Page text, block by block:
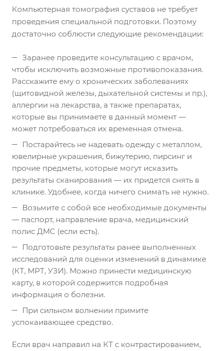
Компьютерная томография суставов не требует
проведения специальной подготовки. Поэтому
достаточно соблюсти следующие рекомендации:
Заранее проведите консультацию с врачом,
чтобы исключить возможные противопоказания.
Расскажите ему о хронических заболеваниях
(щитовидной железы, дыхательной системы и пр.),
аллергии на лекарства, а также препаратах,
которые вы принимаете в данный момент —
может потребоваться их временная отмена.
Постарайтесь не надевать одежду с металлом,
ювелирные украшения, бижутерию, пирсинг и
прочие предметы, которые могут исказить
результаты сканирования — их придется снять в
клинике. Удобнее, когда ничего снимать не нужно.
Возьмите с собой все необходимые документы
— паспорт, направление врача, медицинский
полис ДМС (если есть).
Подготовьте результаты ранее выполненных
исследований для оценки изменений в динамике
(КТ, МРТ, УЗИ). Можно принести медицинскую
карту, в которой содержится подробная
информация о болезни.
При сильном волнении примите
успокаивающее средство.
Если врач направил на КТ с контрастированием,